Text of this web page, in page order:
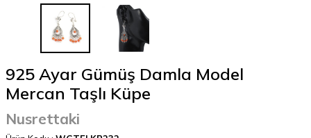
925 Ayar Gümüş Damla Model
Mercan Taşlı Küpe
Nusrettaki